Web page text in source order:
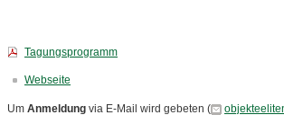
Tagungsprogramm
Webseite
Um Anmeldung via E-Mail wird gebeten (